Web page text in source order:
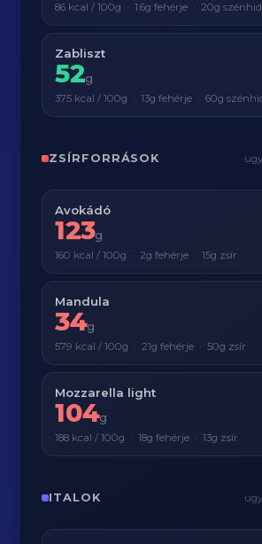
86 kcal / 100g · 1.6g fehérje · 20g
Zabliszt
52g
375 kcal / 100g · 13g fehérje · 60g
ZSÍRFORRÁSOK
Avokádó
123g
160 kcal / 100g · 2g fehérje · 15g zsír
Mandula
34g
579 kcal / 100g · 21g fehérje · 50g zsír
Mozzarella light
104g
188 kcal / 100g · 18g fehérje · 13g zsír
ITALOK